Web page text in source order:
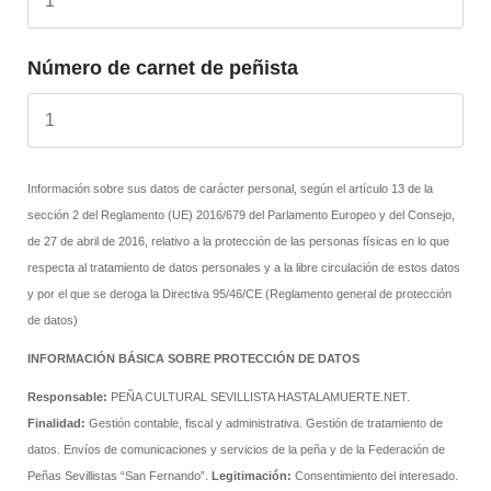
Número de carnet de peñista
Información sobre sus datos de carácter personal, según el artículo 13 de la
sección 2 del Reglamento (UE) 2016/679 del Parlamento Europeo y del Consejo,
de 27 de abril de 2016, relativo a la protección de las personas físicas en lo que
respecta al tratamiento de datos personales y a la libre circulación de estos datos
y por el que se deroga la Directiva 95/46/CE (Reglamento general de protección
de datos)
INFORMACIÓN BÁSICA SOBRE PROTECCIÓN DE DATOS
Responsable: PEÑA CULTURAL SEVILLISTA HASTALAMUERTE.NET.
Finalidad: Gestión contable, fiscal y administrativa. Gestión de tratamiento de
datos. Envíos de comunicaciones y servicios de la peña y de la Federación de
Peñas Sevillistas “San Fernando”. Legitimación: Consentimiento del interesado.